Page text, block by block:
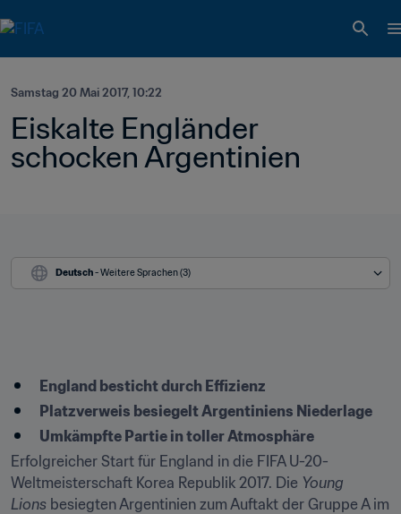
Samstag 20 Mai 2017, 10:22
Eiskalte Engländer
schocken Argentinien
Deutsch - Weitere Sprachen (3)
England besticht durch Effizienz
Platzverweis besiegelt Argentiniens Niederlage
Umkämpfte Partie in toller Atmosphäre
Erfolgreicher Start für England in die FIFA U-20-
Weltmeisterschaft Korea Republik 2017. Die Young
Lions besiegten Argentinien zum Auftakt der Gruppe A im